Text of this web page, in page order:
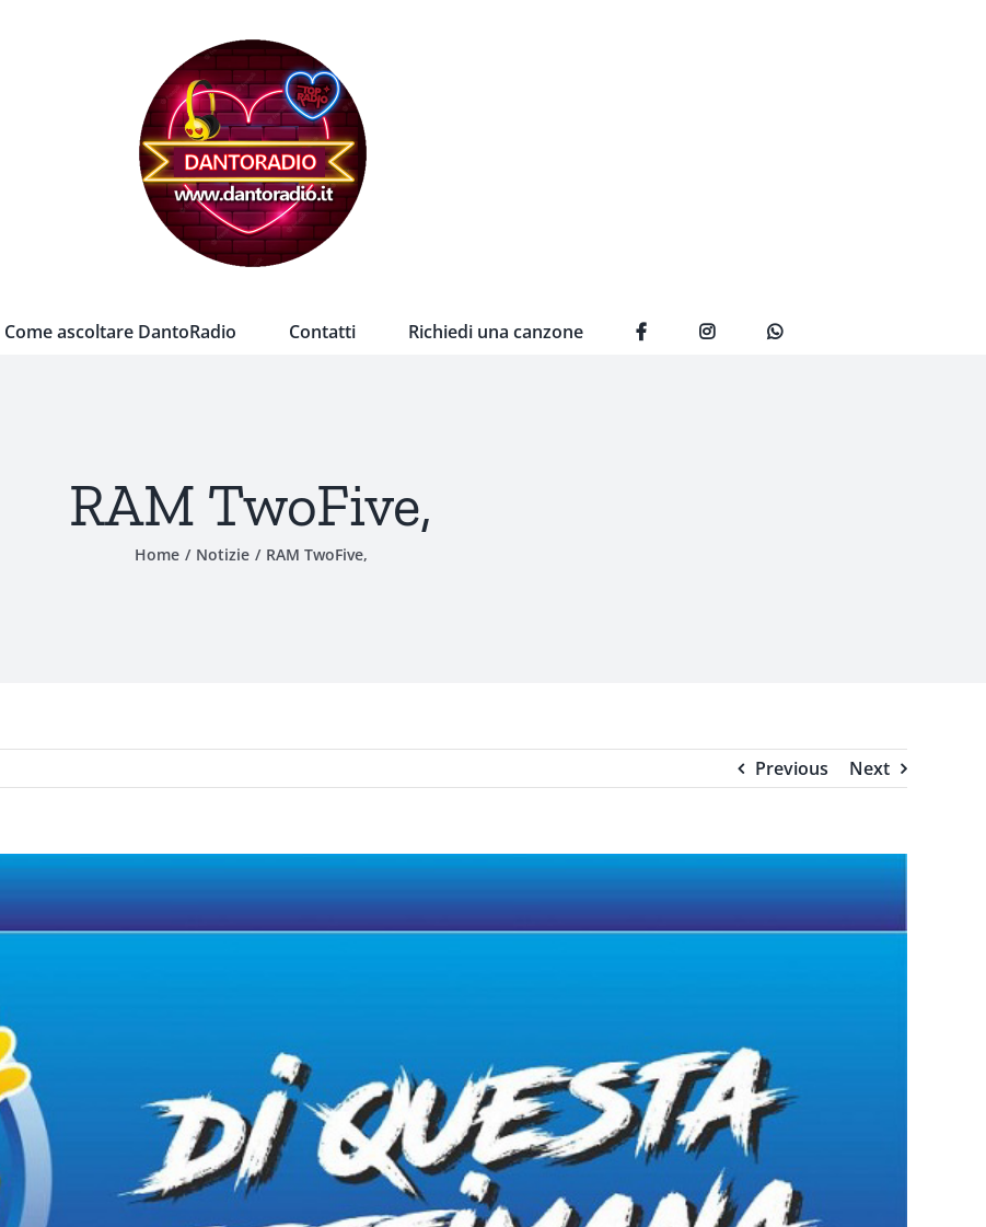
Come ascoltare DantoRadio Contatti Richiedi una canzone
RAM TwoFive,
Home Notizie RAM TwoFive,
Previous Next